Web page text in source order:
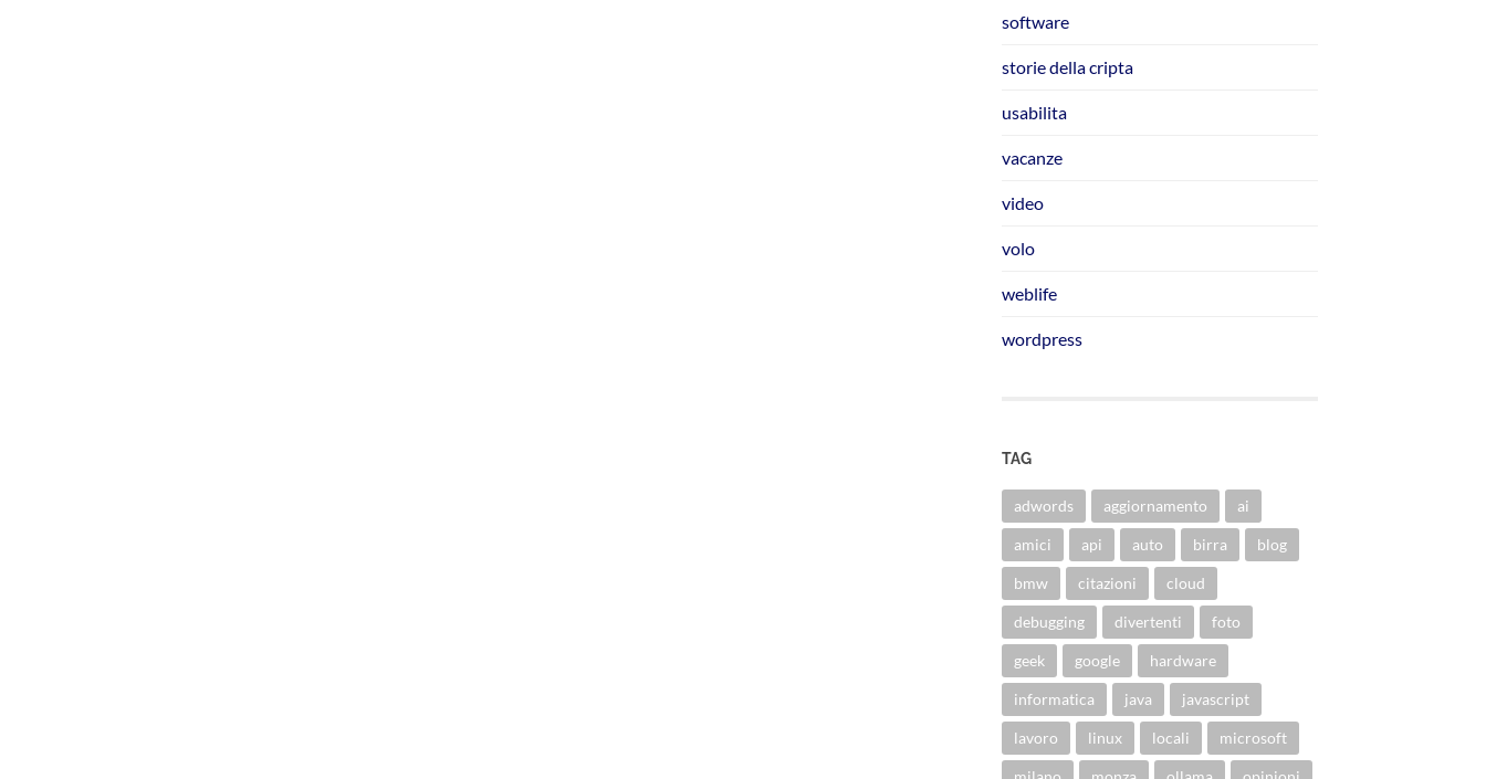
software
storie della cripta
usabilita
vacanze
video
volo
weblife
wordpress
TAG
adwords aggiornamento ai
amici api auto birra blog
bmw citazioni cloud
debugging divertenti foto
geek google hardware
informatica java javascript
lavoro linux locali microsoft